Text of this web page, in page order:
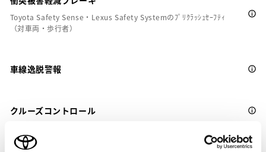
Toyota Safety Sense・Lexus Safety Systemのﾌﾟﾘｸﾗｯｼｭｾｰﾌﾃｨ
（対車両・歩行者）
車線逸脱警報
クルーズコントロール